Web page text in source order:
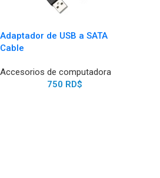
Adaptador de USB a SATA
Cable
Accesorios de computadora
750 RD$